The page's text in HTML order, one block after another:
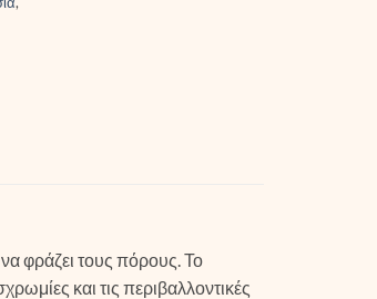
φράζει τους πόρους. Το
και τις περιβαλλοντικές